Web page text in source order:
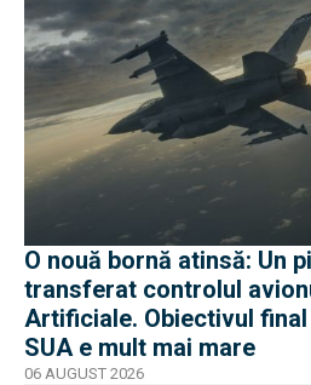
O nouă bornă atinsă: Un
transferat controlul
Artificiale. Obiectivul
SUA e mult mai mare
06 AUGUST 2026